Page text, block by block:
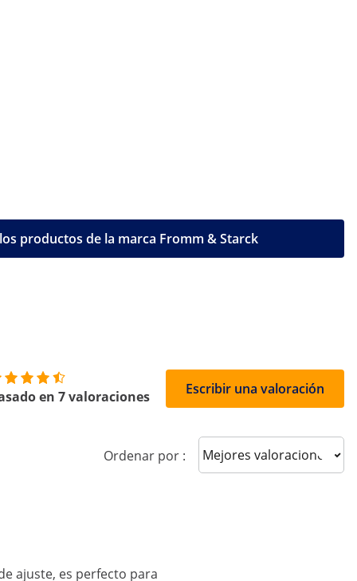
productos de la marca Fromm & Starck
en 7 valoraciones Escribir una valoración
Ordenar por : Sort reviews
ajuste, es perfecto para